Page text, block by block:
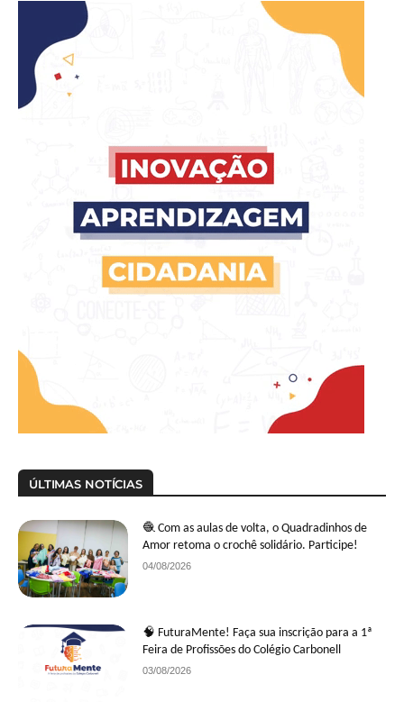
ÚLTIMAS NOTÍCIAS
🧶 Com as aulas de volta, o Quadradinhos de
Amor retoma o crochê solidário. Participe!
04/08/2026
🧠 FuturaMente! Faça sua inscrição para a 1ª
Feira de Profissões do Colégio Carbonell
03/08/2026